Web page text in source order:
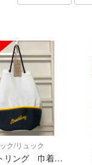
ク/リュック
ブライトリング 巾着型バッグパック 新品（専用袋付き）